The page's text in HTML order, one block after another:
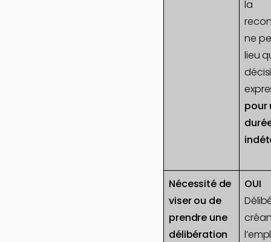
la
ne
lieu
pour
Nécessité de
viser ou de
prendre une
délibération
OUI